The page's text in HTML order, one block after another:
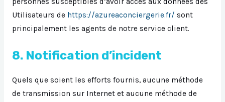
Utilisateurs de https://azureaconciergerie.fr/ sont
principalement les agents de notre service client.
8. Notification d’incident
Quels que soient les efforts fournis, aucune méthode
de transmission sur Internet et aucune méthode de